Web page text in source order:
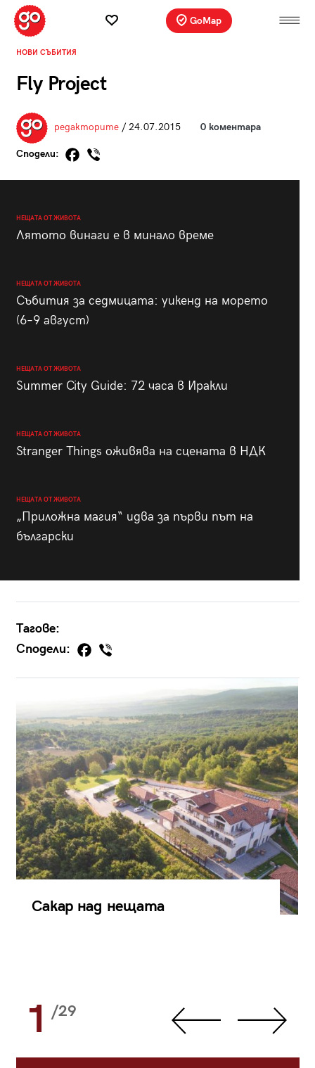
GoMap
НОВИ СЪБИТИЯ
Fly Project
редакторите/ 24.07.2015 0 коментара
Сподели:
НЕЩАТА ОТ ЖИВОТА
Лятото винаги е в минало време
НЕЩАТА ОТ ЖИВОТА
Събития за седмицата: уикенд на морето
(6–9 август)
НЕЩАТА ОТ ЖИВОТА
Summer City Guide: 72 часа в Иракли
НЕЩАТА ОТ ЖИВОТА
Stranger Things оживява на сцената в НДК
НЕЩАТА ОТ ЖИВОТА
„Приложна магия“ идва за първи път на
български
Тагове:
Сподели:
Сакар над нещата
1 /29